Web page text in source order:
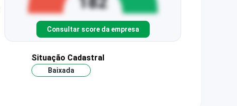
Consultar score da empresa
Situação Cadastral
Baixada